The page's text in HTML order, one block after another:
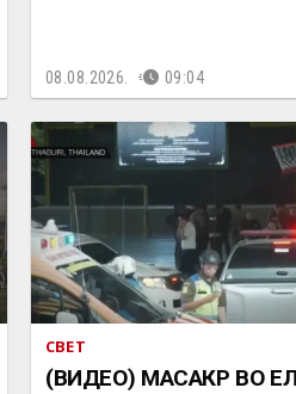
08.08.2026. 09:04
СВЕТ
(ВИДЕО) МАСАКР ВО